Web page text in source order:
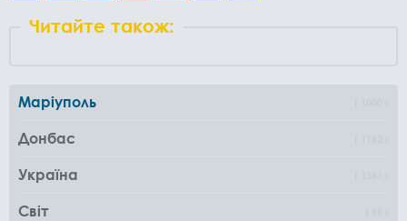
Читайте також:
Маріуполь
Донбас
Україна
Світ